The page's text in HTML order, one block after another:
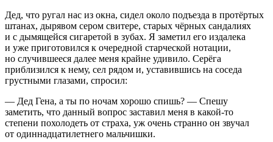
Дед, что ругал нас из окна, сидел около подъезда в протёртых
штанах, дырявом сером свитере, старых чёрных сандалиях
и с дымящейся сигаретой в зубах. Я заметил его издалека
и уже приготовился к очередной старческой нотации,
но случившееся далее меня крайне удивило. Серёга
приблизился к нему, сел рядом и, уставившись на соседа
грустными глазами, спросил:
— Дед Гена, а ты по ночам хорошо спишь? — Спешу
заметить, что данный вопрос заставил меня в какой-то
степени похолодеть от страха, уж очень странно он звучал
от одиннадцатилетнего мальчишки.